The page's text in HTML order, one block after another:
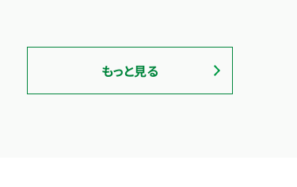
もっと見る